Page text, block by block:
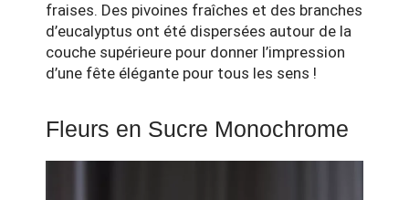
fraises. Des pivoines fraîches et des branches
d’eucalyptus ont été dispersées autour de la
couche supérieure pour donner l’impression
d’une fête élégante pour tous les sens !
Fleurs en Sucre Monochrome